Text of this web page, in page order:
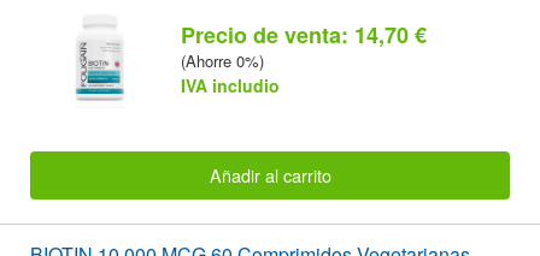
Precio de venta: 14,70 €
(Ahorre 0%)
IVA includio
Añadir al carrito